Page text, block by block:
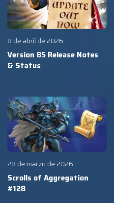
8 de abril de 2026
Version 85 Release Notes
& Status
28 de marzo de 2026
Scrolls of Aggregation
#128